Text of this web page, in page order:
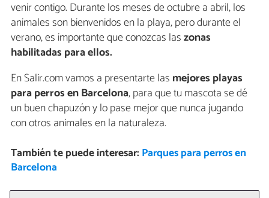
venir contigo. Durante los meses de octubre a abril, los
animales son bienvenidos en la playa, pero durante el
verano, es importante que conozcas laszonas
habilitadas para ellos.
En Salir.com vamos a presentarte las mejores playas
para perros en Barcelona, para que tu mascota se dé
un buen chapuzón y lo pase mejor que nunca jugando
con otros animales en la naturaleza.
También te puede interesar: Parques para perros en
Barcelona